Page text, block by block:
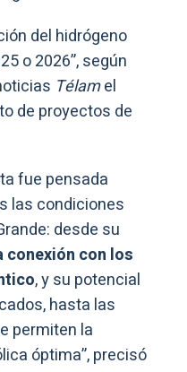
del hidrógeno
o 2026”, según
Télamel
de proyectos de
fue pensada
las condiciones
desde su
conexión con los
, y su potencial
hasta las
permiten la
óptima”, precisó